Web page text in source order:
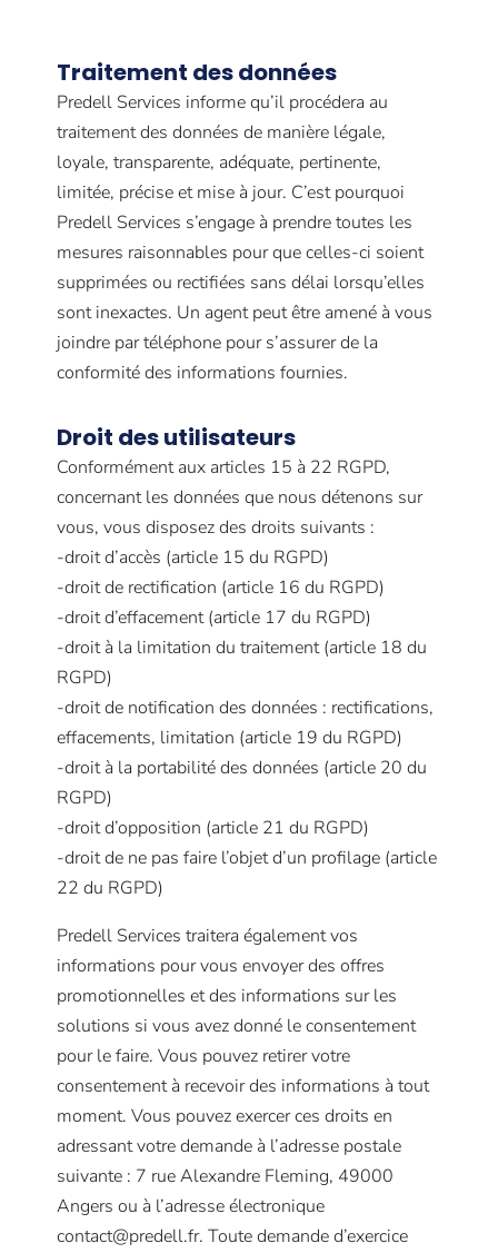
Traitement des données
Predell Services informe qu’il procédera au
traitement des données de manière légale,
loyale, transparente, adéquate, pertinente,
limitée, précise et mise à jour. C’est pourquoi
Predell Services s’engage à prendre toutes les
mesures raisonnables pour que celles-ci soient
supprimées ou rectifiées sans délai lorsqu’elles
sont inexactes. Un agent peut être amené à vous
joindre par téléphone pour s’assurer de la
conformité des informations fournies.
Droit des utilisateurs
Conformément aux articles 15 à 22 RGPD,
concernant les données que nous détenons sur
vous, vous disposez des droits suivants :
-droit d’accès (article 15 du RGPD)
-droit de rectification (article 16 du RGPD)
-droit d’effacement (article 17 du RGPD)
-droit à la limitation du traitement (article 18 du
RGPD)
-droit de notification des données : rectifications,
effacements, limitation (article 19 du RGPD)
-droit à la portabilité des données (article 20 du
RGPD)
-droit d’opposition (article 21 du RGPD)
-droit de ne pas faire l’objet d’un profilage (article
22 du RGPD)
Predell Services traitera également vos
informations pour vous envoyer des offres
promotionnelles et des informations sur les
solutions si vous avez donné le consentement
pour le faire. Vous pouvez retirer votre
consentement à recevoir des informations à tout
moment. Vous pouvez exercer ces droits en
adressant votre demande à l’adresse postale
suivante : 7 rue Alexandre Fleming, 49000
Angers ou à l’adresse électronique
contact@predell.fr. Toute demande d’exercice